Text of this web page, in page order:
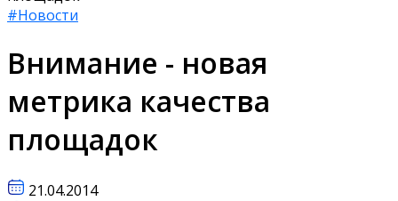
#Новости
Внимание - новая
метрика качества
площадок
21.04.2014